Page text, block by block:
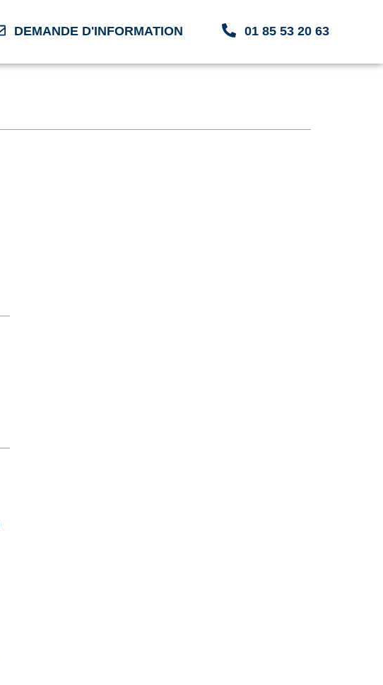
DEMANDE D'INFORMATION 01 85 53 20 63